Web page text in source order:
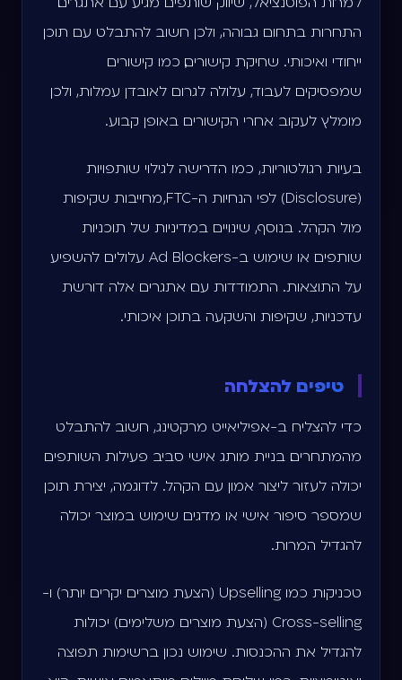
התחרות בתחום גבוהה, ולכן חשוב להתבלט עם תוכן
ייחודי ואיכותי. שחיקת קישורים, כמו קישורים
שמפסיקים לעבוד, עלולה לגרום לאובדן עמלות, ולכן
מומלץ לעקוב אחרי הקישורים באופן קבוע.
בעיות רגולטוריות, כמו הדרישה לגילוי שותפויות
(Disclosure) לפי הנחיות ה-FTC, מחייבות שקיפות
מול הקהל. בנוסף, שינויים במדיניות של תוכניות
שותפים או שימוש ב-Ad Blockers עלולים להשפיע
על התוצאות. התמודדות עם אתגרים אלה דורשת
עדכניות, שקיפות והשקעה בתוכן איכותי.
טיפים להצלחה
כדי להצליח ב-אפיליאייט מרקטינג, חשוב להתבלט
מהמתחרים. בניית מותג אישי סביב פעילות השותפים
יכולה לעזור ליצור אמון עם הקהל. לדוגמה, יצירת תוכן
שמספר סיפור אישי או מדגים שימוש במוצר יכולה
להגדיל המרות.
טכניקות כמו Upselling (הצעת מוצרים יקרים יותר) ו-
Cross-selling (הצעת מוצרים משלימים) יכולות
להגדיל את ההכנסות. שימוש נכון ברשימות תפוצה